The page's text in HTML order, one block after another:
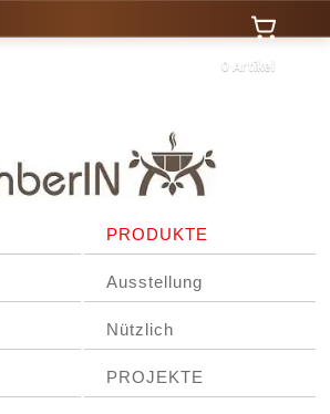
0 Artikel
PRODUKTE
Ausstellung
Nützlich
PROJEKTE